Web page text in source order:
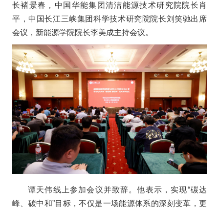
长褚景春，中国华能集团清洁能源技术研究院院长肖
平，中国长江三峡集团科学技术研究院院长刘笑驰出席
会议，新能源学院院长李美成主持会议。
谭天伟线上参加会议并致辞。他表示，实现“碳达
峰、碳中和”目标，不仅是一场能源体系的深刻变革，更